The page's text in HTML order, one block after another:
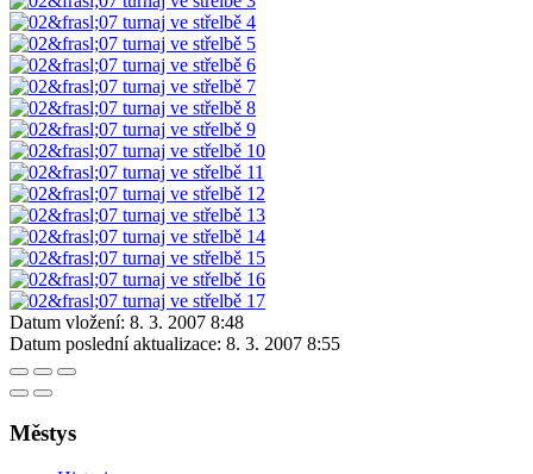
Datum vložení: 8. 3. 2007 8:48
Datum poslední aktualizace: 8. 3. 2007 8:55
Městys